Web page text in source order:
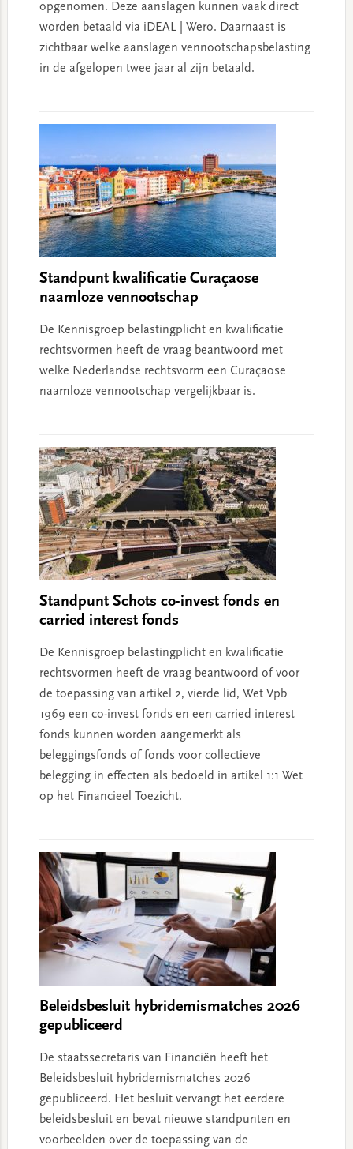
opgenomen. Deze aanslagen kunnen vaak direct
worden betaald via iDEAL | Wero. Daarnaast is
zichtbaar welke aanslagen vennootschapsbelasting
in de afgelopen twee jaar al zijn betaald.
Standpunt kwalificatie Curaçaose
naamloze vennootschap
De Kennisgroep belastingplicht en kwalificatie
rechtsvormen heeft de vraag beantwoord met
welke Nederlandse rechtsvorm een Curaçaose
naamloze vennootschap vergelijkbaar is.
Standpunt Schots co-invest fonds en
carried interest fonds
De Kennisgroep belastingplicht en kwalificatie
rechtsvormen heeft de vraag beantwoord of voor
de toepassing van artikel 2, vierde lid, Wet Vpb
1969 een co-invest fonds en een carried interest
fonds kunnen worden aangemerkt als
beleggingsfonds of fonds voor collectieve
belegging in effecten als bedoeld in artikel 1:1 Wet
op het Financieel Toezicht.
Beleidsbesluit hybridemismatches 2026
gepubliceerd
De staatssecretaris van Financiën heeft het
Beleidsbesluit hybridemismatches 2026
gepubliceerd. Het besluit vervangt het eerdere
beleidsbesluit en bevat nieuwe standpunten en
voorbeelden over de toepassing van de